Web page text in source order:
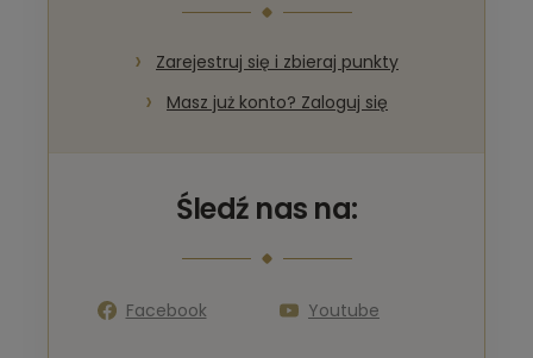
Zarejestruj się i zbieraj punkty
Masz już konto? Zaloguj się
Śledź nas na:
Facebook Youtube